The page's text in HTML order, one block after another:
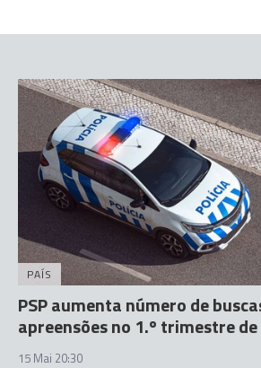
PAÍS
PSP aumenta número de
apreensões no 1.º trimestre
15 Mai 20:30